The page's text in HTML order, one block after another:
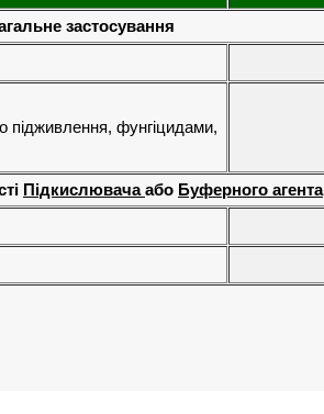
застосування
підживлення, фунгіцидами,
Підкислювачаабо Буферного агента